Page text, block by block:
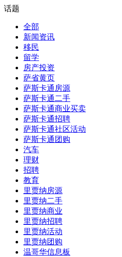
话题
全部
新闻资讯
移民
留学
房产投资
萨省黄页
萨斯卡通房源
萨斯卡通二手
萨斯卡通商业买卖
萨斯卡通招聘
萨斯卡通社区活动
萨斯卡通团购
汽车
理财
招聘
教育
里贾纳房源
里贾纳二手
里贾纳商业
里贾纳招聘
里贾纳活动
里贾纳团购
温哥华信息板